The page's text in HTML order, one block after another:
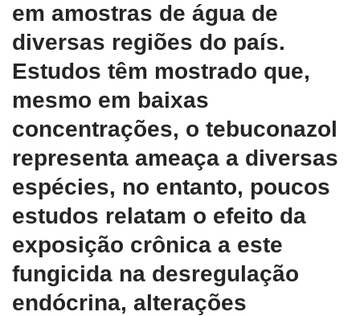
em amostras de água de
diversas regiões do país.
Estudos têm mostrado que,
mesmo em baixas
concentrações, o tebuconazol
representa ameaça a diversas
espécies, no entanto, poucos
estudos relatam o efeito da
exposição crônica a este
fungicida na desregulação
endócrina, alterações